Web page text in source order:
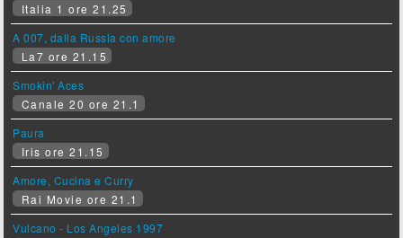
Italia 1 ore 21.25
A 007, dalla Russia con amore
La7 ore 21.15
Smokin' Aces
Canale 20 ore 21.1
Paura
Iris ore 21.15
Amore, Cucina e Curry
Rai Movie ore 21.1
Vulcano - Los Angeles 1997